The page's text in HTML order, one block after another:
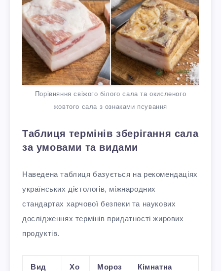
Порівняння свіжого білого сала та окисленого
жовтого сала з ознаками псування
Таблиця термінів зберігання сала
за умовами та видами
Наведена таблиця базується на рекомендаціях
українських дієтологів, міжнародних
стандартах харчової безпеки та наукових
дослідженнях термінів придатності жирових
продуктів.
Вид Хо Мороз Кімнатна